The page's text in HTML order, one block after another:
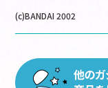
(c)BANDAI 2002